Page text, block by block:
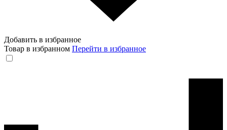
Добавить в избранное
Товар в избранном Перейти в избранное